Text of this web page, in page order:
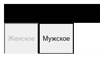
Женское Мужское